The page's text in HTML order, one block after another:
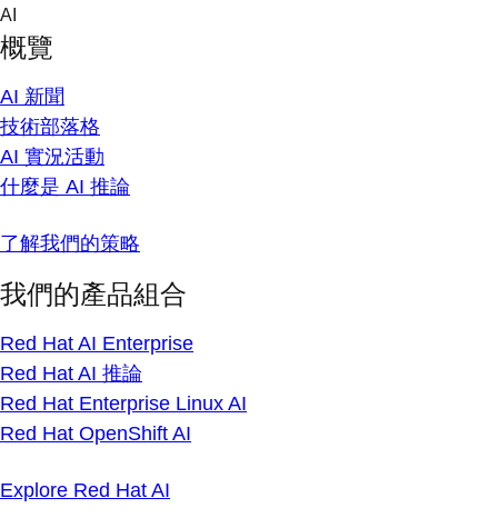
Skip
content
AI
概覽
AI 新聞
技術部落格
AI 實況活動
什麼是 AI 推論
了解我們的策略
我們的產品組合
Red Hat AI Enterprise
Red Hat AI 推論
Red Hat Enterprise Linux AI
Red Hat OpenShift AI
Explore Red Hat AI